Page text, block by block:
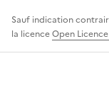
Sauf indication
la licenceOpen